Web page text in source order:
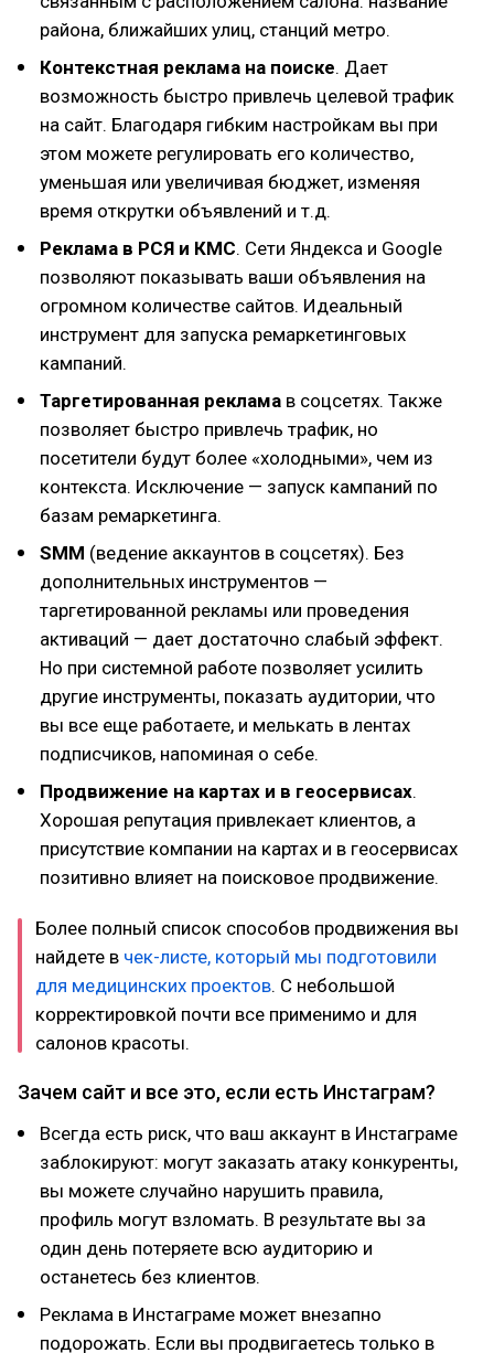
района, ближайших улиц, станций метро.
Контекстная реклама на поиске. Дает
возможность быстро привлечь целевой трафик
на сайт. Благодаря гибким настройкам вы при
этом можете регулировать его количество,
уменьшая или увеличивая бюджет, изменяя
время открутки объявлений и т.д.
Реклама в РСЯ и КМС. Сети Яндекса и Google
позволяют показывать ваши объявления на
огромном количестве сайтов. Идеальный
инструмент для запуска ремаркетинговых
кампаний.
Таргетированная реклама в соцсетях. Также
позволяет быстро привлечь трафик, но
посетители будут более «холодными», чем из
контекста. Исключение — запуск кампаний по
базам ремаркетинга.
SMM (ведение аккаунтов в соцсетях). Без
дополнительных инструментов —
таргетированной рекламы или проведения
активаций — дает достаточно слабый эффект.
Но при системной работе позволяет усилить
другие инструменты, показать аудитории, что
вы все еще работаете, и мелькать в лентах
подписчиков, напоминая о себе.
Продвижение на картах и в геосервисах.
Хорошая репутация привлекает клиентов, а
присутствие компании на картах и в геосервисах
позитивно влияет на поисковое продвижение.
Более полный список способов продвижения вы
найдете в чек-листе, который мы подготовили
для медицинских проектов. С небольшой
корректировкой почти все применимо и для
салонов красоты.
Зачем сайт и все это, если есть Инстаграм?
Всегда есть риск, что ваш аккаунт в Инстаграме
заблокируют: могут заказать атаку конкуренты,
вы можете случайно нарушить правила,
профиль могут взломать. В результате вы за
один день потеряете всю аудиторию и
останетесь без клиентов.
Реклама в Инстаграме может внезапно
подорожать. Если вы продвигаетесь только в